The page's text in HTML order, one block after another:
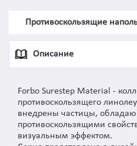
Противоскользящие
Описание
Forbo Surestep Material -
противоскользящего
внедрены частицы,
противоскользящими
визуальным эффектом.